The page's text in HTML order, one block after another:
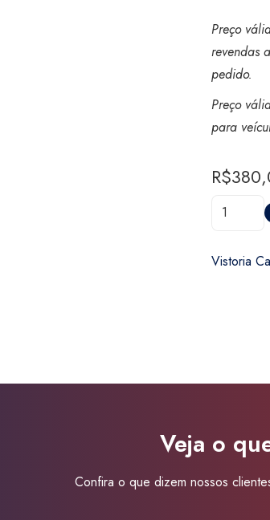
Preço
revendas
pedido.
Preço
para
R$
Vistoria
Vistoria
Veja o
Confira o que dizem nossos